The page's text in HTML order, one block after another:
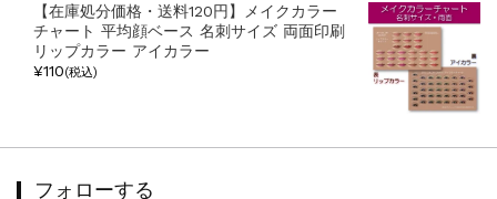
【在庫処分価格・送料120円】メイクカラー
チャート 平均顔ベース 名刺サイズ 両面印刷
リップカラー アイカラー
¥110(税込)
フォローする